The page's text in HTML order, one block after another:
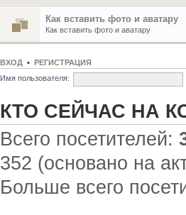
Как вставить фото и аватару
Как вставить фото и аватару
ВХОД • РЕГИСТРАЦИЯ
Имя пользователя:
КТО СЕЙЧАС НА
Всего посетителей:
352 (основано на
Больше всего